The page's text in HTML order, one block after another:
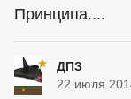
Принципа....
ДПЗ
22 июля